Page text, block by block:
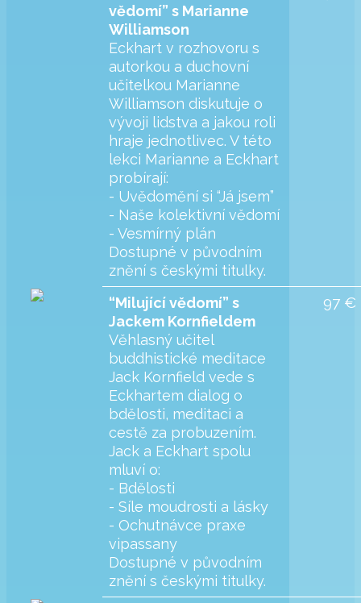
vědomí” s Marianne
Williamson
Eckhart v rozhovoru s
autorkou a duchovní
učitelkou Marianne
Williamson diskutuje o
vývoji lidstva a jakou roli
hraje jednotlivec. V této
lekci Marianne a Eckhart
probírají:
- Uvědomění si “Já jsem”
- Naše kolektivní vědomí
- Vesmírný plán
Dostupné v původním
znění s českými titulky.
“Milující vědomí” s
Jackem Kornfieldem
Věhlasný učitel
buddhistické meditace
Jack Kornfield vede s
Eckhartem dialog o
bdělosti, meditaci a
cestě za probuzením.
Jack a Eckhart spolu
mluví o:
- Bdělosti
- Síle moudrosti a lásky
- Ochutnávce praxe
vipassany
Dostupné v původním
znění s českými titulky.
97 €